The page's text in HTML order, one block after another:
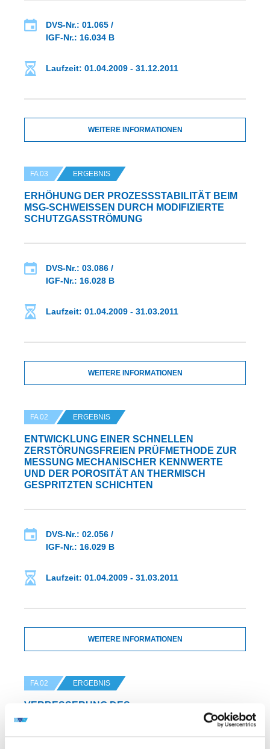
DVS-Nr.: 01.065 /
IGF-Nr.: 16.034 B
Laufzeit: 01.04.2009 - 31.12.2011
WEITERE INFORMATIONEN
FA 03 ERGEBNIS
ERHÖHUNG DER PROZESSSTABILITÄT BEIM
MSG-SCHWEISSEN DURCH MODIFIZIERTE S
CHUTZGASSTRÖMUNG
DVS-Nr.: 03.086 /
IGF-Nr.: 16.028 B
Laufzeit: 01.04.2009 - 31.03.2011
WEITERE INFORMATIONEN
FA 02 ERGEBNIS
ENTWICKLUNG EINER SCHNELLEN
ZERSTÖRUNGSFREIEN PRÜFMETHODE ZUR
MESSUNG MECHANISCHER KENNWERTE
UND DER POROSITÄT AN THERMISCH
GESPRITZTEN SCHICHTEN
DVS-Nr.: 02.056 /
IGF-Nr.: 16.029 B
Laufzeit: 01.04.2009 - 31.03.2011
WEITERE INFORMATIONEN
FA 02 ERGEBNIS
VERBESSERUNG DES
EIGENSCHAFTSPROFILS THERMISCH
MANGANHARTSTÄHLEN UND METASTABILEN